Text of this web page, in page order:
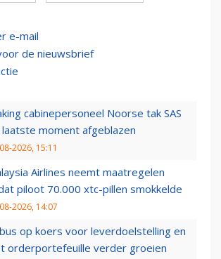
e-mail
de nieuwsbrief
cabinepersoneel Noorse tak SAS
moment afgeblazen
2026, 15:11
Airlines neemt maatregelen
piloot 70.000 xtc-pillen smokkelde
2026, 14:07
op koers voor leverdoelstelling en
orderportefeuille verder groeien